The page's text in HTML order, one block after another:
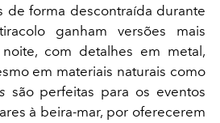
de forma descontraída durante
ganham versões mais
com detalhes em metal,
em materiais naturais como
são perfeitas para os eventos
à beira-mar, por oferecerem